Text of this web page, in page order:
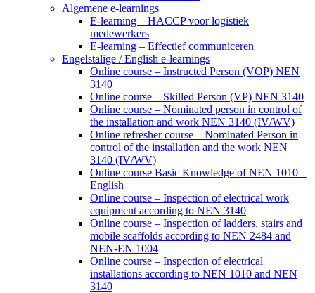
Algemene e-learnings
E-learning – HACCP voor logistiek
medewerkers
E-learning – Effectief communiceren
Engelstalige / English e-learnings
Online course – Instructed Person (VOP) NEN
3140
Online course – Skilled Person (VP) NEN 3140
Online course – Nominated person in control of
the installation and work NEN 3140 (IV/WV)
Online refresher course – Nominated Person in
control of the installation and the work NEN
3140 (IV/WV)
Online course Basic Knowledge of NEN 1010 –
English
Online course – Inspection of electrical work
equipment according to NEN 3140
Online course – Inspection of ladders, stairs and
mobile scaffolds according to NEN 2484 and
NEN-EN 1004
Online course – Inspection of electrical
installations according to NEN 1010 and NEN
3140